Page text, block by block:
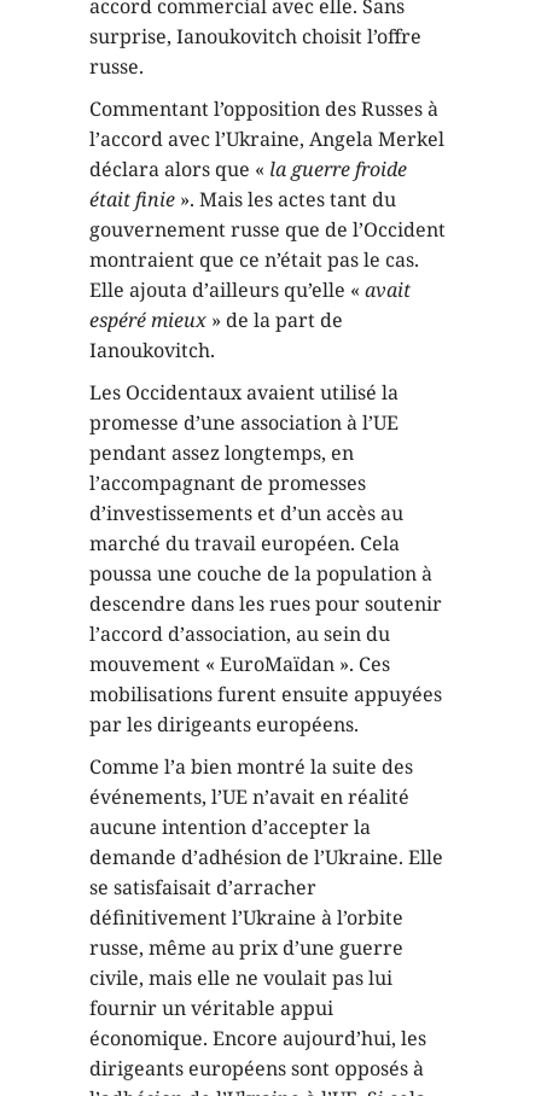
accord commercial avec elle. Sans
surprise, Ianoukovitch choisit l’offre
russe.
Commentant l’opposition des Russes à
l’accord avec l’Ukraine, Angela Merkel
déclara alors que « la guerre froide
était finie ». Mais les actes tant du
gouvernement russe que de l’Occident
montraient que ce n’était pas le cas.
Elle ajouta d’ailleurs qu’elle « avait
espéré mieux » de la part de
Ianoukovitch.
Les Occidentaux avaient utilisé la
promesse d’une association à l’UE
pendant assez longtemps, en
l’accompagnant de promesses
d’investissements et d’un accès au
marché du travail européen. Cela
poussa une couche de la population à
descendre dans les rues pour soutenir
l’accord d’association, au sein du
mouvement « EuroMaïdan ». Ces
mobilisations furent ensuite appuyées
par les dirigeants européens.
Comme l’a bien montré la suite des
événements, l’UE n’avait en réalité
aucune intention d’accepter la
demande d’adhésion de l’Ukraine. Elle
se satisfaisait d’arracher
définitivement l’Ukraine à l’orbite
russe, même au prix d’une guerre
civile, mais elle ne voulait pas lui
fournir un véritable appui
économique. Encore aujourd’hui, les
dirigeants européens sont opposés à